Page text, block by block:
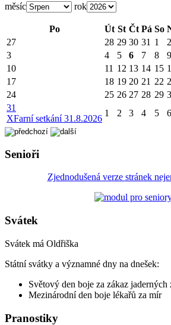
měsíc rok
Po Út St Čt Pá So
27
28 29 30 31 1
2
3
4 5 6 7 8
9
10
11 12 13 14 15
17
18 19 20 21 22
24
25 26 27 28 29
31
XFarní setkání 31.8.2026
1 2 3 4 5 6
Senioři
Zjednodušená verze stránek
Svátek
Svátek má Oldřiška
Státní svátky a významné dny na dnešek:
Světový den boje za zákaz jaderných
Mezinárodní den boje lékařů za mír
Pranostiky